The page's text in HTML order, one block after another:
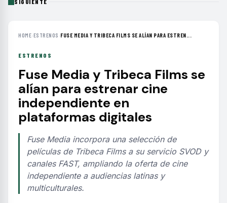
SIGUIENTE
HOME›ESTRENOS ›FUSE MEDIA Y TRIBECA FILMS SE ALÍAN PARA ESTREN...
ESTRENOS
Fuse Media y Tribeca Films se
alían para estrenar cine
independiente en
plataformas digitales
Fuse Media incorpora una selección de
películas de Tribeca Films a su servicio SVOD y
canales FAST, ampliando la oferta de cine
independiente a audiencias latinas y
multiculturales.